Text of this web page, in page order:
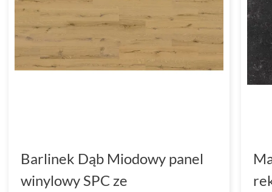
Barlinek Dąb Miodowy panel
winylowy SPC ze